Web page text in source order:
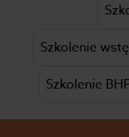
Szkolenie
Szkolenie